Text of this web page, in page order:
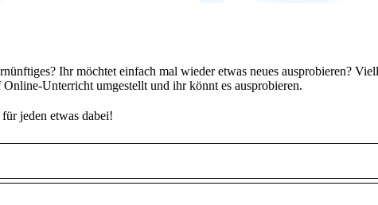
Ihr möchtet einfach mal wieder etwas neues ausprobieren?
Unterricht umgestellt und ihr könnt es ausprobieren.
jeden etwas dabei!